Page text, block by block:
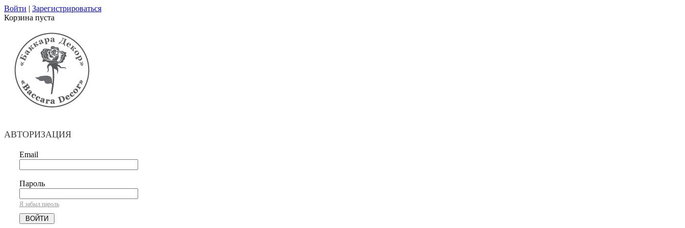
Войти | Зарегистрироваться
Корзина пуста
АВТОРИЗАЦИЯ
Email
Пароль
Я забыл пароль